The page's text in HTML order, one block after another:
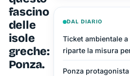
fascino
delle
isole
greche:
Ponza.
DAL DIARIO
Ticket ambientale a
riparte la misura
Ponza